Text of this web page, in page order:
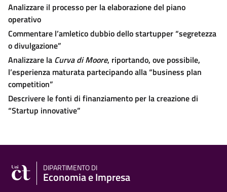
Analizzare il processo per la elaborazione del piano
operativo
Commentare l’amletico dubbio dello startupper “segretezza
o divulgazione”
Analizzare la Curva di Moore, riportando, ove possibile,
l’esperienza maturata partecipando alla “business plan
competition”
Descrivere le fonti di finanziamento per la creazione di
“Startup innovative”
DIPARTIMENTO DI
Economia e Impresa